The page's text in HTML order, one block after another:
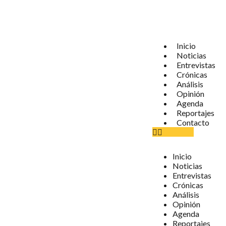
Inicio
Noticias
Entrevistas
Crónicas
Análisis
Opinión
Agenda
Reportajes
Contacto
Inicio
Noticias
Entrevistas
Crónicas
Análisis
Opinión
Agenda
Reportajes